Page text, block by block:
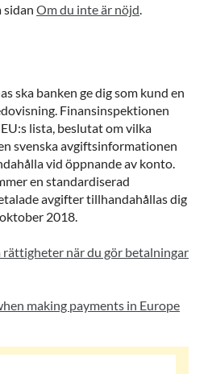
sidan Om du inte är nöjd.
ska banken ge dig som kund en
Finansinspektionen
lista, beslutat om vilka
svenska avgiftsinformationen
vid öppnande av konto.
en standardiserad
avgifter tillhandahållas dig
2018.
rättigheter när du gör betalningar
making payments in Europe